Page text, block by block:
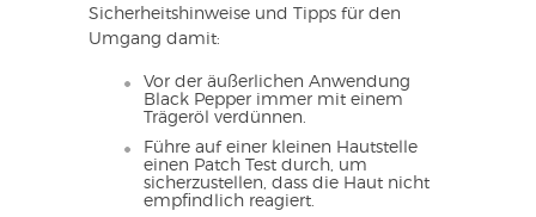
Sicherheitshinweise und Tipps für den
Umgang damit:
Vor der äußerlichen Anwendung
Black Pepper immer mit einem
Trägeröl verdünnen.
Führe auf einer kleinen Hautstelle
einen Patch Test durch, um
sicherzustellen, dass die Haut nicht
empfindlich reagiert.